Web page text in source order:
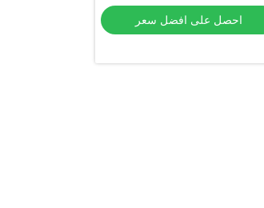
احصل على افضل سعر